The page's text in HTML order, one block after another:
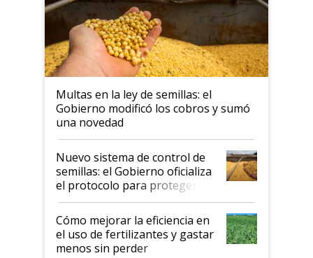
Multas en la ley de semillas: el
Gobierno modificó los cobros y sumó
una novedad
Nuevo sistema de control de
semillas: el Gobierno oficializa
el protocolo para proteger la
propiedad intelectual
Cómo mejorar la eficiencia en
el uso de fertilizantes y gastar
menos sin perder